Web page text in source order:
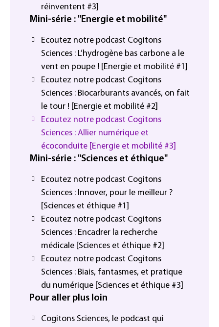
réinventent #3]
Mini-série : "Energie et mobilité"
Ecoutez notre podcast Cogitons
Sciences : L’hydrogène bas carbone a le
vent en poupe ! [Energie et mobilité #1]
Ecoutez notre podcast Cogitons
Sciences : Biocarburants avancés, on fait
le tour ! [Energie et mobilité #2]
Ecoutez notre podcast Cogitons
Sciences : Allier numérique et
écoconduite [Energie et mobilité #3]
Mini-série : "Sciences et éthique"
Ecoutez notre podcast Cogitons
Sciences : Innover, pour le meilleur ?
[Sciences et éthique #1]
Ecoutez notre podcast Cogitons
Sciences : Encadrer la recherche
médicale [Sciences et éthique #2]
Ecoutez notre podcast Cogitons
Sciences : Biais, fantasmes, et pratique
du numérique [Sciences et éthique #3]
Pour aller plus loin
Cogitons Sciences, le podcast qui